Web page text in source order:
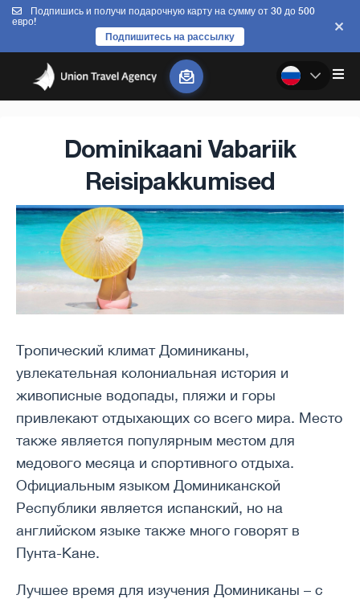
Подпишись и получи подарочную карту на сумму от 30 до 500
евро!
Подпишитесь на рассылку
Dominikaani Vabariik
Reisipakkumised
Тропический климат Доминиканы,
увлекательная колониальная история и
живописные водопады, пляжи и горы
привлекают отдыхающих со всего мира. Место
также является популярным местом для
медового месяца и спортивного отдыха.
Официальным языком Доминиканской
Республики является испанский, но на
английском языке также много говорят в
Пунта-Кане.
Лучшее время для изучения Доминиканы – с